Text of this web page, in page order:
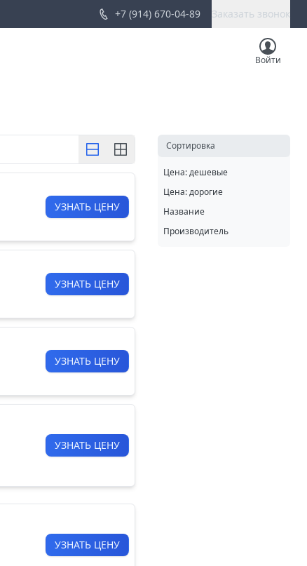
+7 (914) 670-04-89 Заказать звонок
Войти
УЗНАТЬ ЦЕНУ
УЗНАТЬ ЦЕНУ
УЗНАТЬ ЦЕНУ
УЗНАТЬ ЦЕНУ
УЗНАТЬ ЦЕНУ
Cортировка
Цена: дешевые
Цена: дорогие
Название
Производитель